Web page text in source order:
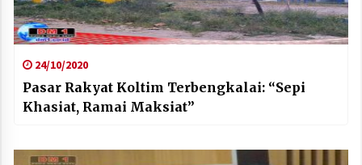
24/10/2020
Pasar Rakyat Koltim Terbengkalai: “Sepi
Khasiat, Ramai Maksiat”